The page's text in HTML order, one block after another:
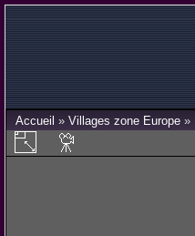
Accueil » Villages zone Europe »